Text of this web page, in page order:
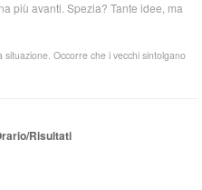
più avanti. Spezia? Tante idee, ma
Occorre che i vecchi sintolgano
Risultati